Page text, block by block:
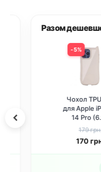
Разом дешевше
Чохол TPU Cat
для Apple
14 Pro (6.1")
Antique White
179 грн.
грн.